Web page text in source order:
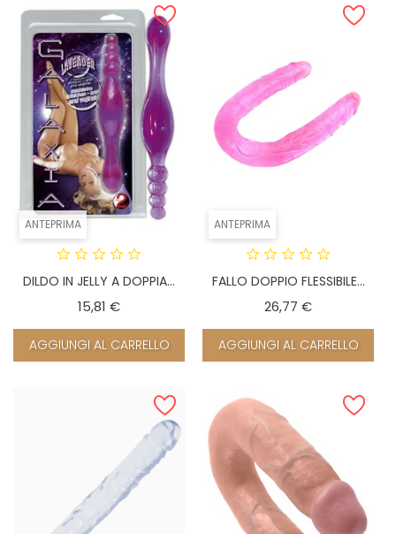
ANTEPRIMA
DILDO IN JELLY A DOPPIA...
15,81 €Prezzo
AGGIUNGI AL CARRELLO
ANTEPRIMA
FALLO DOPPIO FLESSIBILE...
26,77 €Prezzo
AGGIUNGI AL CARRELLO